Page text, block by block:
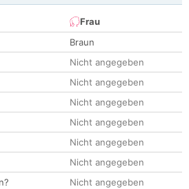
Frau
Braun
Nicht angegeben
Nicht angegeben
Nicht angegeben
Nicht angegeben
Nicht angegeben
Nicht angegeben
Nicht angegeben